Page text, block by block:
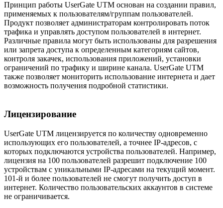
Принцип работы UserGate UTM основан на создании правил,
применяемых к пользователям/группам пользователей.
Продукт позволяет администраторам контролировать поток
трафика и управлять доступом пользователей в интернет.
Различные правила могут быть использованы для разрешения
или запрета доступа к определенным категориям сайтов,
контроля закачек, использования приложений, установки
ограничений по трафику и ширине канала. UserGate UTM
также позволяет мониторить использование интернета и дает
возможность получения подробной статистики.
Лицензирование
UserGate UTM лицензируется по количеству одновременно
использующих его пользователей, а точнее IP-адресов, с
которых подключаются устройства пользователей. Например,
лицензия на 100 пользователей разрешит подключение 100
устройствам с уникальными IP-адресами на текущий момент.
101-й и более пользователей не смогут получить доступ в
интернет. Количество пользовательских аккаунтов в системе
не ограничивается.